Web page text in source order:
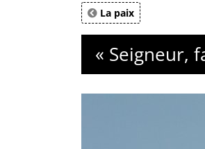
La paix
« Seigneur,